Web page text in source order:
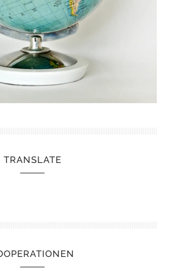
TRANSLATE